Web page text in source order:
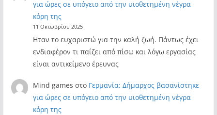
για ώρες σε υπόγειο από την υιοθετημένη νέγρα
κόρη της
11 Οκτωβρίου 2025
Ηταν το ευχαριστώ για την καλή ζωή. Πάντως έχει
ενδιαφέρον τι παίζει από πίσω και λόγω εργασίας
είναι αντικείμενο έρευνας
Mind games στο Γερμανία: Δήμαρχος βασανίστηκε
για ώρες σε υπόγειο από την υιοθετημένη νέγρα
κόρη της